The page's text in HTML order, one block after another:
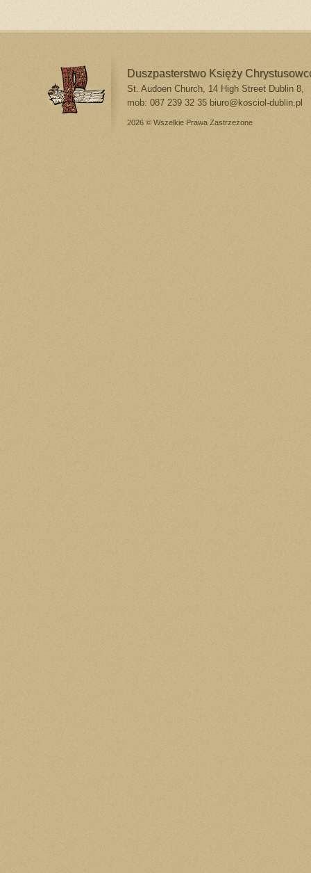
Duszpasterstwo Księży
St. Audoen Church, 14 High Street Dublin 8,
mob: 087 239 32 35 biuro@kosciol-dublin.pl
2026 © Wszelkie Prawa Zastrzeżone